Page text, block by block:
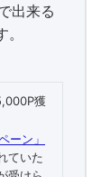
出来る
獲
ーン」
ていた